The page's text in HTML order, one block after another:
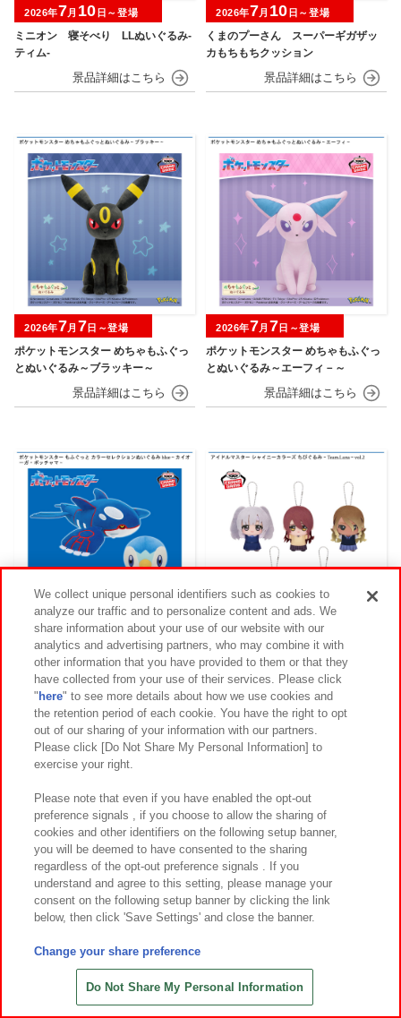
ミニオン 寝そべり LLぬいぐるみ‐
ティム‐
2026年7月 10 日～登場
くまのプーさん スーパーギガザッ
カもちもちクッション
2026年7月 10 日～登場
ポケットモンスター めちゃもふぐっ
とぬいぐるみ～ブラッキー～
2026年7月 7日～登場
ポケットモンスター めちゃもふぐっ
とぬいぐるみ～エーフィ－～
2026年7月 7日～登場
ポケットモンスター もふぐっと カラ
ーセレクションぬいぐるみ blue～カ
イオーガ・ポッチャマ～
2026年7月7日～登場
アイドルマスター シャイニーカラー
ズ ちびぐるみ～Team.Luna～vol.2
2026年7月第2週～登場
アイドルマスター シャイニーカラー
2026年7月第2週～登場
いれいす ピタッとおともぬいぐるみ
We collect unique personal identifiers such as cookies to
analyze our traffic and to personalize content and ads. We
share information about your use of our website with our
analytics and advertising partners, who may combine it with
other information that you have provided to them or that they
have collected from your use of their services. Please click
" here" to see more details about how we use cookies and
the retention period of each cookie. You have the right to opt
out of our sharing of your information with our partners.
Please click [Do Not Share My Personal Information] to
exercise your right.
Please note that even if you have enabled the opt-out
preference signals , if you choose to allow the sharing of
cookies and other identifiers on the following setup banner,
you will be deemed to have consented to the sharing
regardless of the opt-out preference signals . If you
understand and agree to this setting, please manage your
consent on the following setup banner by clicking the link
below, then click 'Save Settings' and close the banner.
Change your share preference
Do Not Share My Personal Information